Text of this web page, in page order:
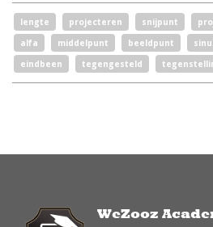
lengte projecteren snijpunt
alfa
middelpunt beeldpunt
eindbeen
tegengesteld
WeZooz